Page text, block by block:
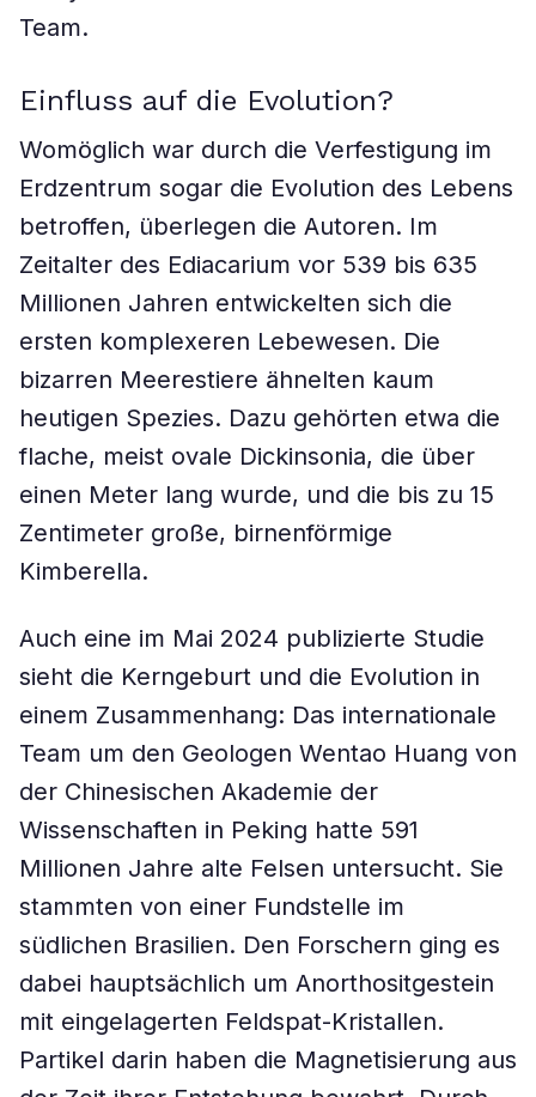
Team.
Einfluss auf die Evolution?
Womöglich war durch die Verfestigung im
Erdzentrum sogar die Evolution des Lebens
betroffen, überlegen die Autoren. Im
Zeitalter des Ediacarium vor 539 bis 635
Millionen Jahren entwickelten sich die
ersten komplexeren Lebewesen. Die
bizarren Meerestiere ähnelten kaum
heutigen Spezies. Dazu gehörten etwa die
flache, meist ovale Dickinsonia, die über
einen Meter lang wurde, und die bis zu 15
Zentimeter große, birnenförmige
Kimberella.
Auch eine im Mai 2024 publizierte Studie
sieht die Kerngeburt und die Evolution in
einem Zusammenhang: Das internationale
Team um den Geologen Wentao Huang von
der Chinesischen Akademie der
Wissenschaften in Peking hatte 591
Millionen Jahre alte Felsen untersucht. Sie
stammten von einer Fundstelle im
südlichen Brasilien. Den Forschern ging es
dabei hauptsächlich um Anorthositgestein
mit eingelagerten Feldspat-Kristallen.
Partikel darin haben die Magnetisierung aus